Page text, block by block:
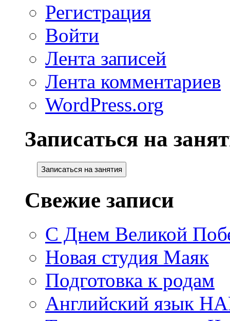
Регистрация
Войти
Лента записей
Лента комментариев
WordPress.org
Записаться на
Записаться на занятия
Свежие записи
С Днем Великой
Новая студия Маяк
Подготовка к родам
Английский язык